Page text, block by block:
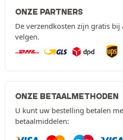
ONZE PARTNERS
De verzendkosten zijn gratis bij
velgen.
ONZE BETAALMETHODEN
U kunt uw bestelling betalen
betaalmiddelen: